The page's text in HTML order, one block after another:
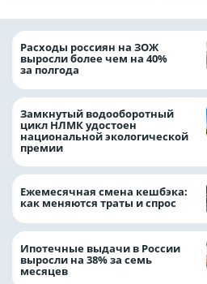
Расходы россиян на ЗОЖ
выросли более чем на 40%
за полгода
Замкнутый водооборотный
цикл НЛМК удостоен
национальной экологической
премии
Ежемесячная смена кешбэка:
как меняются траты и спрос
Ипотечные выдачи в России
выросли на 38% за семь
месяцев